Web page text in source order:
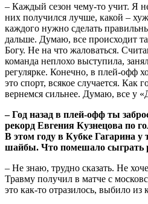
– Каждый сезон чему-то учит. Я
них получился лучше, какой –
каждого нужно сделать
дальше. Думаю, все происходит
Богу. Не на что жаловаться.
команда неплохо выступила,
регулярке. Конечно, в плей-офф
это спорт, всякое случается. Как
вернемся сильнее. Думаю, все у
– Год назад в плей-офф ты
рекорд Евгения Кузнецова по
В этом году в Кубке Гагарина у
шайбы. Что помешало сыграть
– Не знаю, трудно сказать. Не
Травму получил в матче с
это как-то отразилось, выбило из